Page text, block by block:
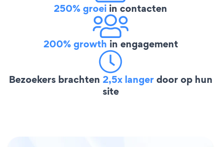
250% groei in contacten
200% growth in engagement
Bezoekers brachten 2,5x langerdoor op hun
site